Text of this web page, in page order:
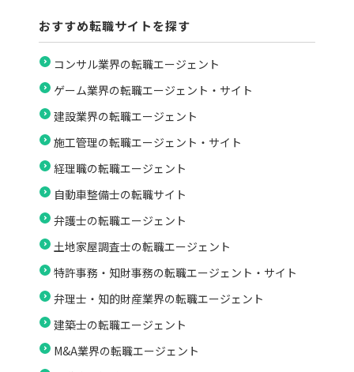
おすすめ転職サイトを探す
コンサル業界の転職エージェント
ゲーム業界の転職エージェント・サイト
建設業界の転職エージェント
施工管理の転職エージェント・サイト
経理職の転職エージェント
自動車整備士の転職サイト
弁護士の転職エージェント
土地家屋調査士の転職エージェント
特許事務・知財事務の転職エージェント・サイト
弁理士・知的財産業界の転職エージェント
建築士の転職エージェント
M&A業界の転職エージェント